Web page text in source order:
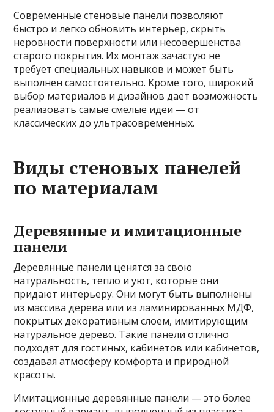
Современные стеновые панели позволяют
быстро и легко обновить интерьер, скрыть
неровности поверхности или несовершенства
старого покрытия. Их монтаж зачастую не
требует специальных навыков и может быть
выполнен самостоятельно. Кроме того, широкий
выбор материалов и дизайнов дает возможность
реализовать самые смелые идеи — от
классических до ультрасовременных.
Виды стеновых панелей
по материалам
Деревянные и имитационные
панели
Деревянные панели ценятся за свою
натуральность, тепло и уют, которые они
придают интерьеру. Они могут быть выполнены
из массива дерева или из ламинированных МДФ,
покрытых декоративным слоем, имитирующим
натуральное дерево. Такие панели отлично
подходят для гостиных, кабинетов или кабинетов,
создавая атмосферу комфорта и природной
красоты.
Имитационные деревянные панели — это более